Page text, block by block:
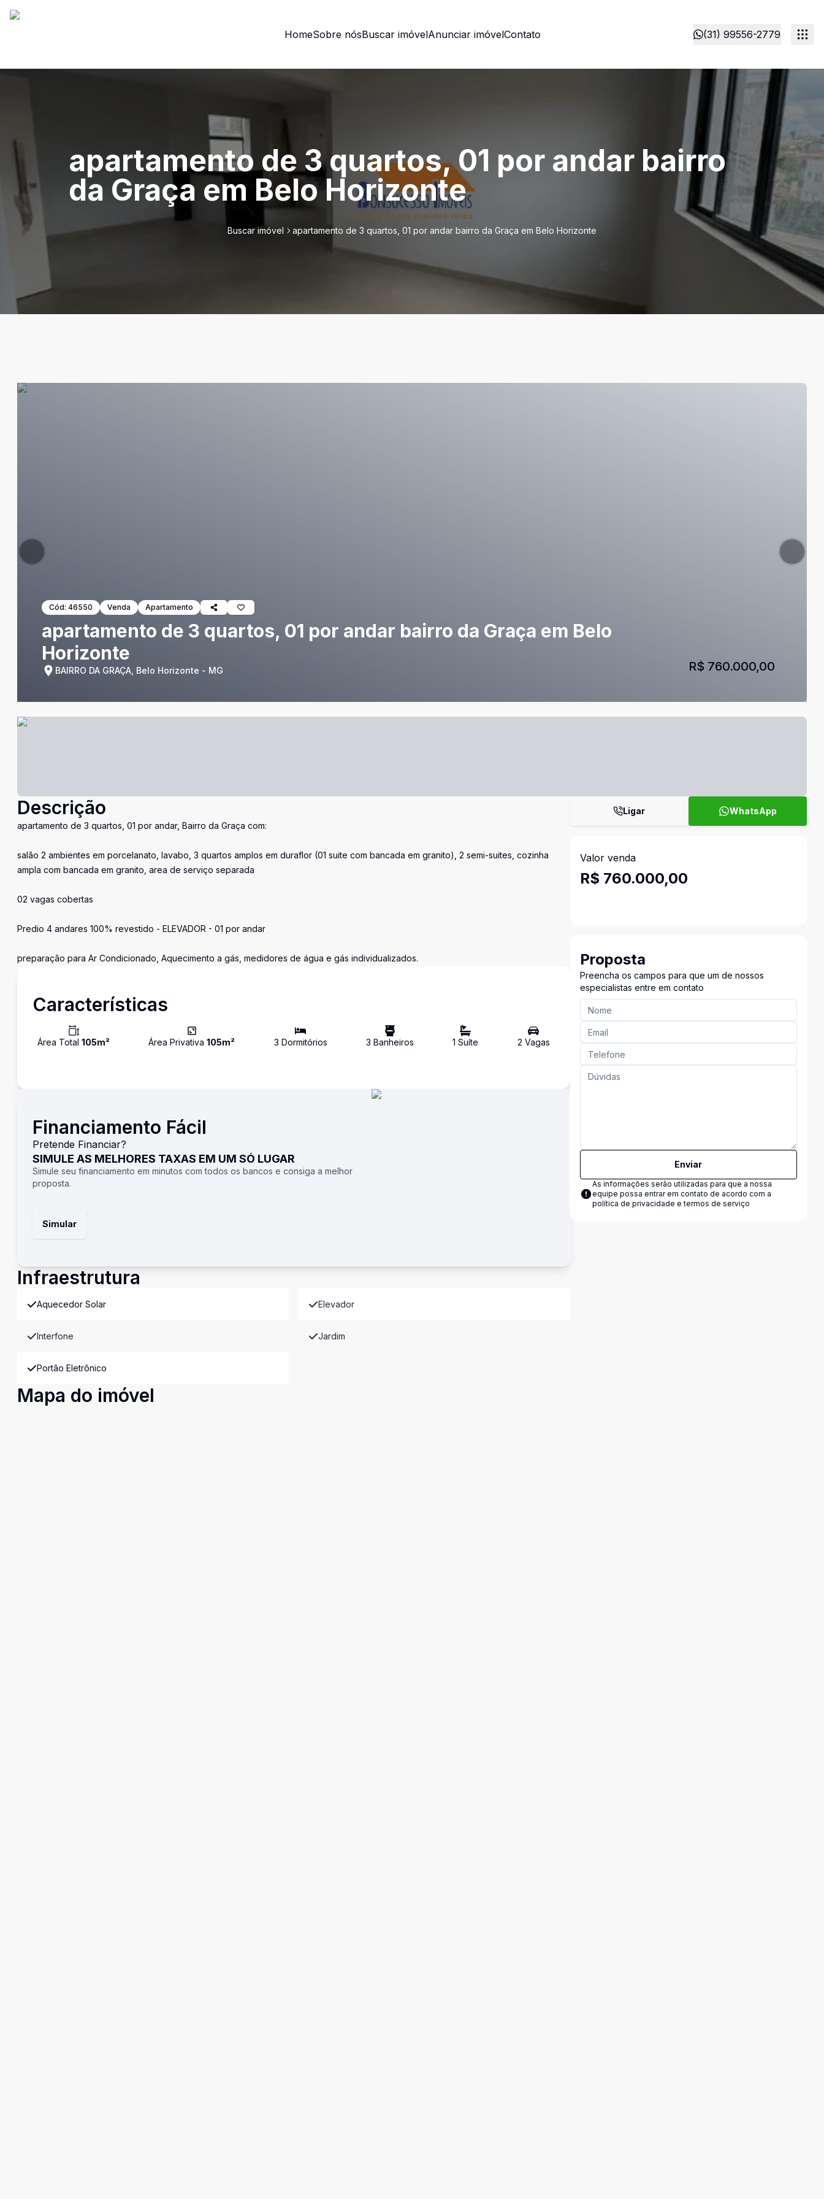
HomeSobre nósBuscar imóvelAnunciar imóvelContato (31) 99556-2779
apartamento de 3 quartos, 01 por andar bairro
da Graça em Belo Horizonte
Buscar imóvel apartamento de 3 quartos, 01 por andar bairro da Graça em Belo Horizonte
Cód: 46550 Venda Apartamento
apartamento de 3 quartos, 01 por andar bairro da Graça em Belo
Horizonte
BAIRRO DA GRAÇA, Belo Horizonte - MG R$ 760.000,00
Descrição
apartamento de 3 quartos, 01 por andar, Bairro da Graça com:
salão 2 ambientes em porcelanato, lavabo, 3 quartos amplos em duraflor (01 suite com bancada em granito), 2 semi-suites, cozinha
ampla com bancada em granito, area de serviço separada
02 vagas cobertas
Predio 4 andares 100% revestido - ELEVADOR - 01 por andar
preparação para Ar Condicionado, Aquecimento a gás, medidores de água e gás individualizados.
Características
Área Total 105m² Área Privativa105m² 3 Dormitórios 3 Banheiros 1 Suíte 2 Vagas
Financiamento Fácil
Pretende Financiar?
SIMULE AS MELHORES TAXAS EM UM SÓ LUGAR
Simule seu financiamento em minutos com todos os bancos e consiga a melhor
proposta.
Simular
Infraestrutura
Aquecedor Solar Elevador
Interfone Jardim
Portão Eletrônico
Mapa do imóvel
Ligar WhatsApp
Valor venda
R$ 760.000,00
Proposta
Preencha os campos para que um de nossos
especialistas entre em contato
Enviar
As informações serão utilizadas para que a nossa
equipe possa entrar em contato de acordo com a
política de privacidade e termos de serviço